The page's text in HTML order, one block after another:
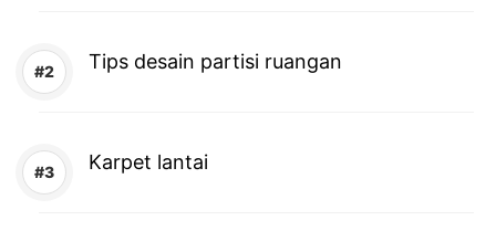
Tips desain partisi ruangan
Karpet lantai